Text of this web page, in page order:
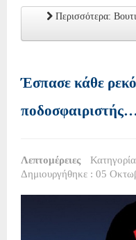
Περισσότερα:
Έσπασε κάθε
Λεπτομέρειες
Δημιουργήθηκε : 05